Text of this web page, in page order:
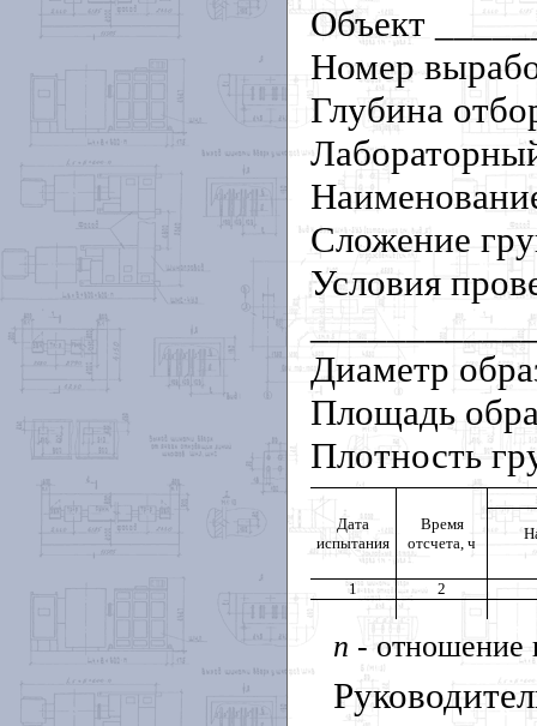
Объект
Номер
Глубина
Сложение
Условия
Диаметр
Площадь
Плотность
Дата
испытания
Время
отсчета, ч
1 2
n - отношение